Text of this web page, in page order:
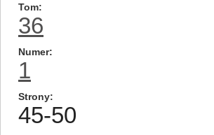
Tom
36
Numer
1
Strony
45-50